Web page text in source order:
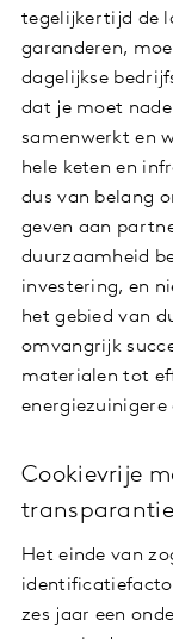
tegelijkertijd de
garanderen,
dagelijkse
dat je moet
samenwerkt en
hele keten en
dus van belang
geven aan
duurzaamheid
investering, en
het gebied van
omvangrijk
materialen tot
Cookievrije
transparantie
Het einde van
zes jaar een